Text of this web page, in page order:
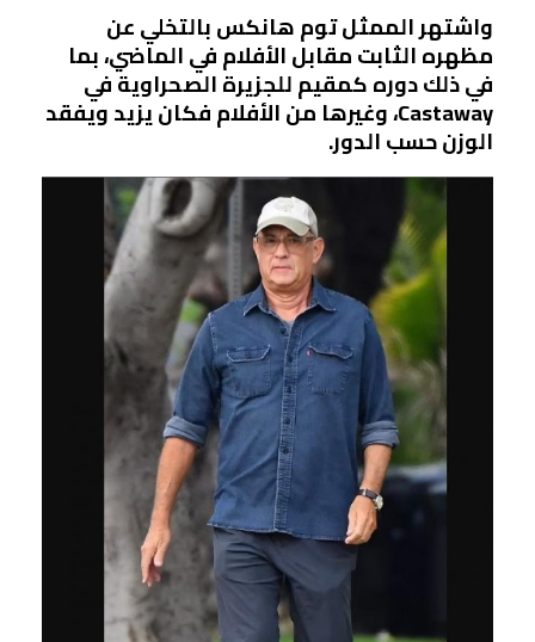
واشتهر الممثل توم هانكس بالتخلي عن
مظهره الثابت مقابل الأفلام في الماضي، بما
في ذلك دوره كمقيم للجزيرة الصحراوية في
Castaway، وغيرها من الأفلام فكان يزيد ويفقد
الوزن حسب الدور.